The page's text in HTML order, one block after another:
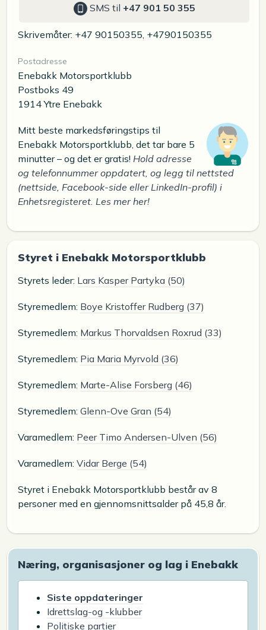
SMS til +47 901 50 355
Skrivemåter: +47 90150355, +4790150355
Postadresse
Enebakk Motorsportklubb
Postboks 49
1914 Ytre Enebakk
Mitt beste markedsføringstips til
Enebakk Motorsportklubb, det tar bare 5
minutter – og det er gratis! Hold adresse
og telefonnummer oppdatert, og legg til nettsted
(nettside, Facebook-side eller LinkedIn-profil) i
Enhetsregisteret. Les mer her!
Styret i Enebakk Motorsportklubb
Styrets leder: Lars Kasper Partyka (50)
Styremedlem: Boye Kristoffer Rudberg (37)
Styremedlem: Markus Thorvaldsen Roxrud (33)
Styremedlem: Pia Maria Myrvold (36)
Styremedlem: Marte-Alise Forsberg (46)
Styremedlem: Glenn-Ove Gran (54)
Varamedlem: Peer Timo Andersen-Ulven (56)
Varamedlem: Vidar Berge (54)
Styret i Enebakk Motorsportklubb består av 8
personer med en gjennomsnittsalder på 45,8 år.
Næring, organisasjoner og lag i Enebakk
Siste oppdateringer
Idrettslag-og -klubber
Politiske partier